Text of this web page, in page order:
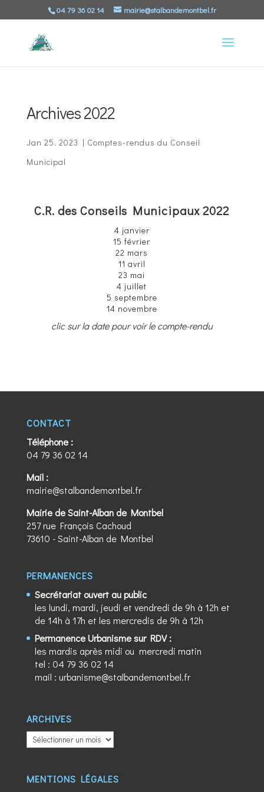
04 79 36 02 14 mairie@stalbandemontbel.fr
Archives 2022
Jan 25, 2023 | Comptes-rendus du Conseil
Municipal
C.R. des Conseils Municipaux 2022
4 janvier
15 février
22 mars
11 avril
23 mai
4 juillet
5 septembre
14 novembre
clic sur la date pour voir le compte-rendu
CONTACT
Téléphone :
04 79 36 02 14
Mail :
mairie@stalbandemontbel.fr
Mairie de Saint-Alban de Montbel
257 rue François Cachoud
73610 - Saint-Alban de Montbel
PERMANENCES
Secrétariat ouvert au public
les lundi, mardi, jeudi et vendredi de 9h à 12h et
de 14h à 17h et les mercredis de 9h à 12h
Permanence Urbanisme sur RDV :
les mardis après midi ou mercredi matin
tel : 04 79 36 02 14
mail : urbanisme@stalbandemontbel.fr
ARCHIVES
ARCHIVES
MENTIONS LÉGALES